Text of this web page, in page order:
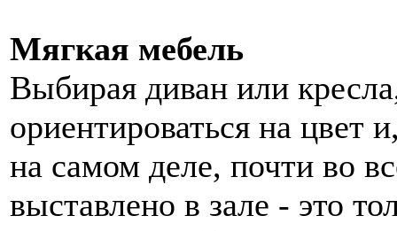
Мягкая мебель
Выбирая диван или
ориентироваться на
на самом деле, почти во
выставлено в зале - это